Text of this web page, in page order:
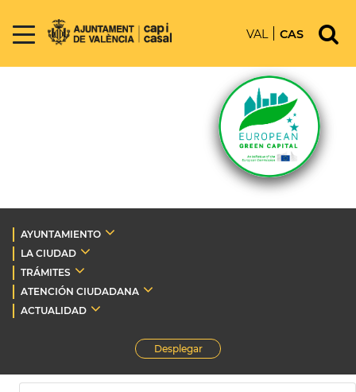
VAL CAS
AYUNTAMIENTO
LA CIUDAD
TRÁMITES
ATENCIÓN CIUDADANA
ACTUALIDAD
Desplegar